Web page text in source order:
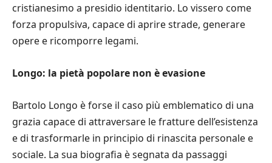
cristianesimo a presidio identitario. Lo vissero come
forza propulsiva, capace di aprire strade, generare
opere e ricomporre legami.
Longo: la pietà popolare non è evasione
Bartolo Longo è forse il caso più emblematico di una
grazia capace di attraversare le fratture dell’esistenza
e di trasformarle in principio di rinascita personale e
sociale. La sua biografia è segnata da passaggi